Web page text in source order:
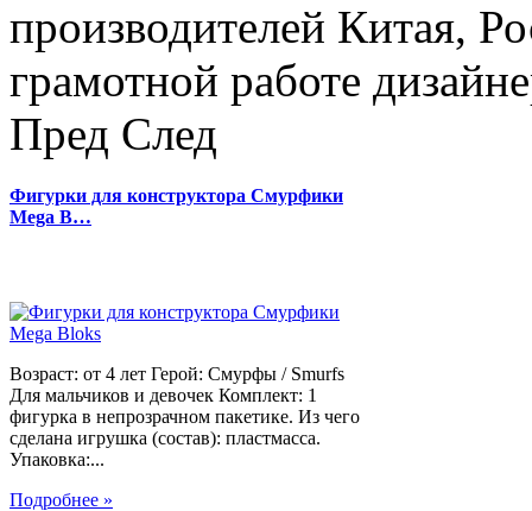
производителей Китая,
грамотной работе
Пред След
Фигурки для конструктора Смурфики
Mega B…
Возраст: от 4 лет Герой: Смурфы / Smurfs
Для мальчиков и девочек Комплект: 1
фигурка в непрозрачном пакетике. Из чего
сделана игрушка (состав): пластмасса.
Упаковка:...
Подробнее »